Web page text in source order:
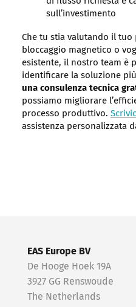
sull’investimento
Che tu stia valutando il tuo
bloccaggio magnetico o
esistente, il nostro team è
identificare la soluzione
una consulenza tecnica
possiamo migliorare
processo produttivo.
assistenza personalizzata
EAS Europe BV
De Hooge Hoek 19A
3927 GG Renswoude
The Netherlands